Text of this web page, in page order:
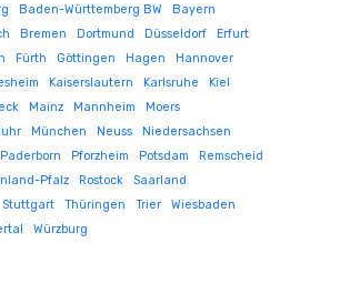
Baden-Württemberg BW
Bayern
Bremen Dortmund Düsseldorf
Erfurt
Fürth Göttingen Hagen
Hannover
Kaiserslautern Karlsruhe
Kiel
Mainz Mannheim
Moers
München Neuss
Niedersachsen
Paderborn Pforzheim Potsdam
Remscheid
Pfalz Rostock
Saarland
Stuttgart Thüringen Trier
Wiesbaden
Würzburg